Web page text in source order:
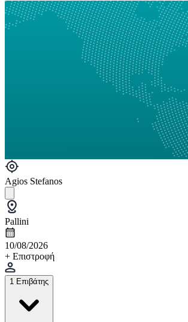
Agios Stefanos
Pallini
10/08/2026
+ Επιστροφή
1 Επιβάτης